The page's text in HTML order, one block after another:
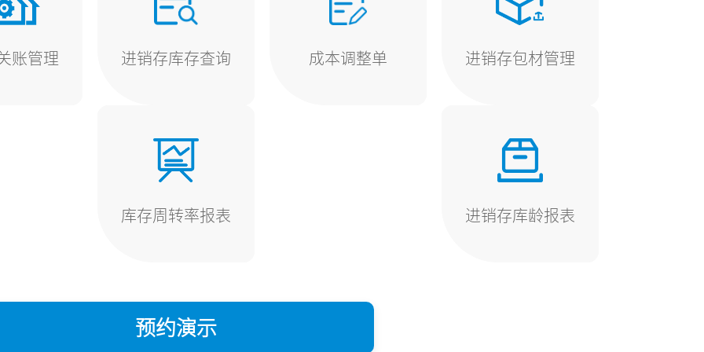
账管理 进销存库存查询 成本调整单 进销存包材管理
库存周转率报表 进销存库龄报表
预约演示